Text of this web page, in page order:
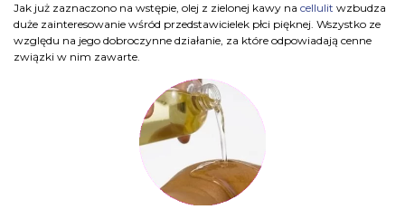
Jak już zaznaczono na wstępie, olej z zielonej kawy na cellulit wzbudza
duże zainteresowanie wśród przedstawicielek płci pięknej. Wszystko ze
względu na jego dobroczynne działanie, za które odpowiadają cenne
związki w nim zawarte.